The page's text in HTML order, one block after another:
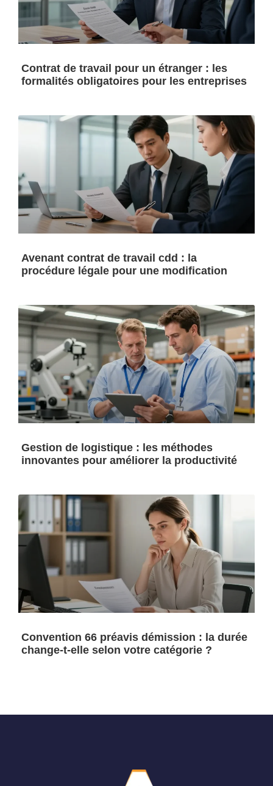
Contrat de travail pour un étranger : les
formalités obligatoires pour les entreprises
Avenant contrat de travail cdd : la
procédure légale pour une modification
Gestion de logistique : les méthodes
innovantes pour améliorer la productivité
Convention 66 préavis démission : la durée
change-t-elle selon votre catégorie ?